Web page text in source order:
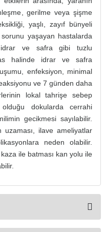
gerilme veya şişme
yaşlı, zayıf bünyeli
yaşayan hastalarda
ve safra gibi tuzlu
halinde idrar ve safra
enfeksiyon, minimal
ve 7 günden daha
lokal tahrişe sebep
olduğu dokularda cerrahi
gecikmesi sayılabilir.
uzaması, ilave ameliyatlar
neden olabilir.
ile batması kan yolu ile